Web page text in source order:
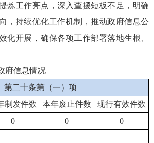
炼工作亮点，深入查摆短板不足，明确
，持续优化工作机制，推动政府信息公
化开展，确保各项工作部署落地生根、
府信息情况
第二十条第（一）项
制发件数 本年废止件数
现行有效件数
0 0
0